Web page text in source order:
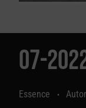
07-
Essence •